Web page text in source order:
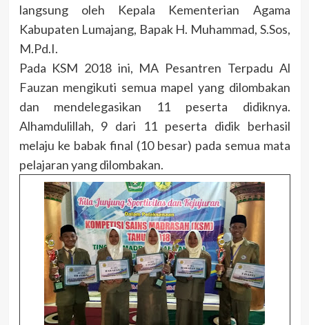
langsung oleh Kepala Kementerian Agama
Kabupaten Lumajang, Bapak H. Muhammad, S.Sos,
M.Pd.I.
Pada KSM 2018 ini, MA Pesantren Terpadu Al
Fauzan mengikuti semua mapel yang dilombakan
dan mendelegasikan 11 peserta didiknya.
Alhamdulillah, 9 dari 11 peserta didik berhasil
melaju ke babak final (10 besar) pada semua mata
pelajaran yang dilombakan.